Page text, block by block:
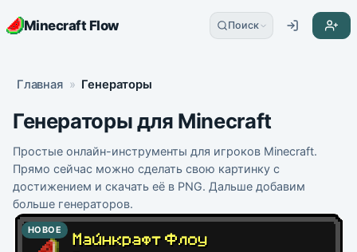
Minecraft Flow Поиск
Главная » Генераторы
Генераторы для Minecraft
Простые онлайн-инструменты для игроков Minecraft.
Прямо сейчас можно сделать свою картинку с
достижением и скачать её в PNG. Дальше добавим
больше генераторов.
НОВОЕ